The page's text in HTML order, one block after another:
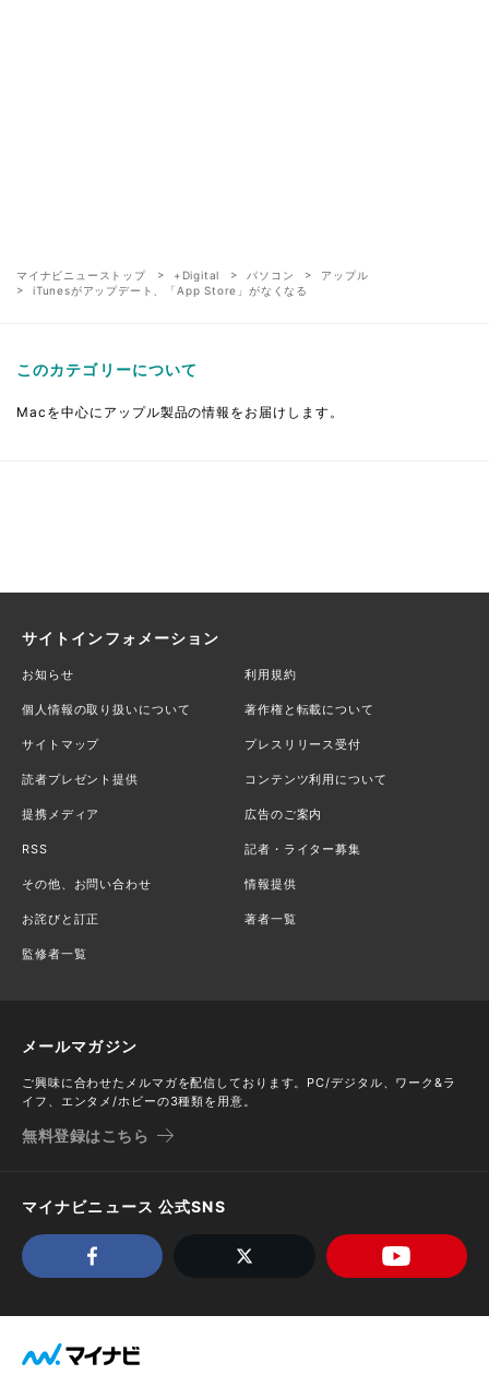
マイナビニューストップ +Digital パソコン
アップル
iTunesがアップデート、「App Store」がなくなる
このカテゴリーについて
Macを中心にアップル製品の情報をお届けします。
サイトインフォメーション
お知らせ 利用規約
個人情報の取り扱いについて 著作権と転載について
サイトマップ プレスリリース受付
読者プレゼント提供 コンテンツ利用について
提携メディア 広告のご案内
RSS 記者・ライター募集
その他、お問い合わせ 情報提供
お詫びと訂正 著者一覧
監修者一覧
メールマガジン
ご興味に合わせたメルマガを配信しております。PC/デジタル、ワーク&ラ
イフ、エンタメ/ホビーの3種類を用意。
無料登録はこちら
マイナビニュース 公式SNS